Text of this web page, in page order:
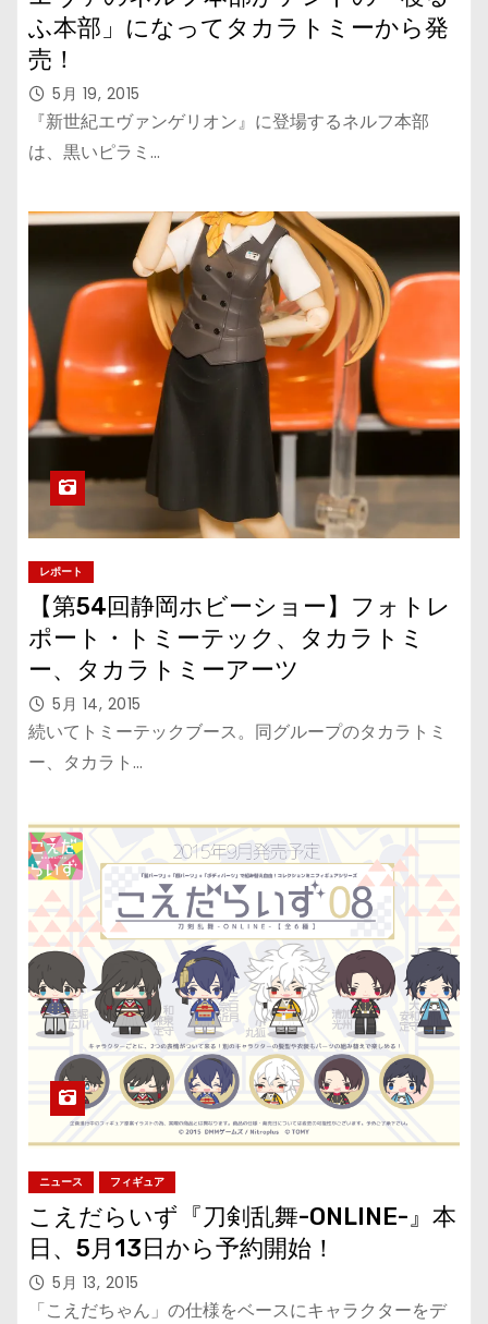
ふ本部」になってタカラトミーから発
売！
5月 19, 2015
『新世紀エヴァンゲリオン』に登場するネルフ本部
は、黒いピラミ…
レポート
【第54回静岡ホビーショー】フォトレ
ポート・トミーテック、タカラトミ
ー、タカラトミーアーツ
5月 14, 2015
続いてトミーテックブース。同グループのタカラトミ
ー、タカラト…
ニュース フィギュア
こえだらいず『刀剣乱舞-ONLINE-』本
日、5月13日から予約開始！
5月 13, 2015
「こえだちゃん」の仕様をベースにキャラクターをデ